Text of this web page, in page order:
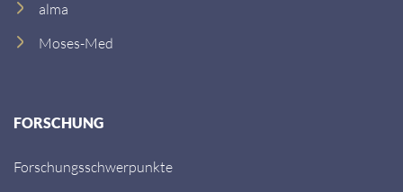
alma
Moses-Med
FORSCHUNG
Forschungsschwerpunkte